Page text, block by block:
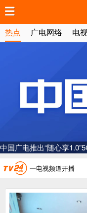
热点 广电网络 电
中国广电推出“随心享
广电总局对互联网
AI赋能微短剧产业“
一电视频道开播
“纵深推进”系统性
“一省一网”，中国